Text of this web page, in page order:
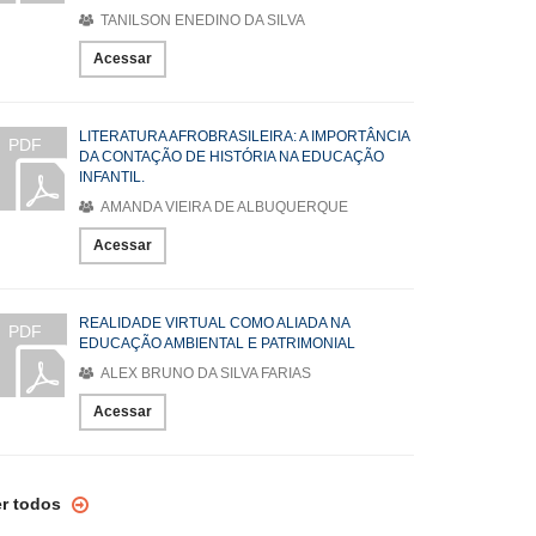
TANILSON ENEDINO DA SILVA
Acessar
PDF
LITERATURA AFROBRASILEIRA: A IMPORTÂNCIA
DA CONTAÇÃO DE HISTÓRIA NA EDUCAÇÃO
INFANTIL.
AMANDA VIEIRA DE ALBUQUERQUE
Acessar
PDF
REALIDADE VIRTUAL COMO ALIADA NA
EDUCAÇÃO AMBIENTAL E PATRIMONIAL
ALEX BRUNO DA SILVA FARIAS
Acessar
todos